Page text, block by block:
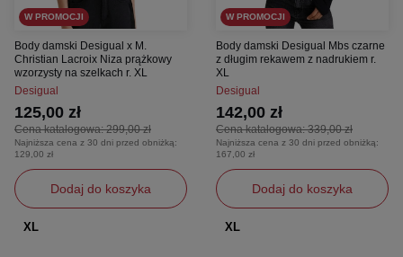
W PROMOCJI
Body damski Desigual x M.
Christian Lacroix Niza prążkowy
wzorzysty na szelkach r. XL
Desigual
Cena katalogowa:299,00 zł
125,00 zł
Najniższa cena z 30 dni przed obniżką:
129,00 zł
Dodaj do koszyka
XL
W PROMOCJI
Body damski Desigual Mbs czarne
z długim rekawem z nadrukiem r.
XL
Desigual
Cena katalogowa:339,00 zł
142,00 zł
Najniższa cena z 30 dni przed obniżką:
167,00 zł
Dodaj do koszyka
XL